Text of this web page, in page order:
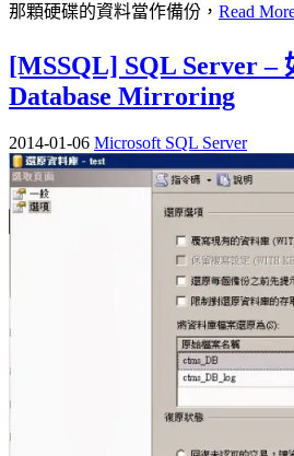
那顆硬碟的資料當作備份， Read
[MSSQL] SQL Server –
Database Mirroring
2014-01-06 Microsoft SQL Server